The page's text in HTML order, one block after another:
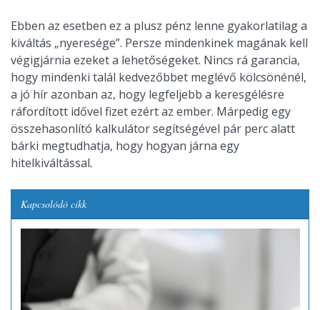
Ebben az esetben ez a plusz pénz lenne gyakorlatilag a
kiváltás „nyeresége”. Persze mindenkinek magának kell
végigjárnia ezeket a lehetőségeket. Nincs rá garancia,
hogy mindenki talál kedvezőbbet meglévő kölcsönénél,
a jó hír azonban az, hogy legfeljebb a keresgélésre
ráfordított idővel fizet ezért az ember. Márpedig egy
összehasonlító kalkulátor segítségével pár perc alatt
bárki megtudhatja, hogy hogyan járna egy
hitelkiváltással.
Kapcsolódó cikk